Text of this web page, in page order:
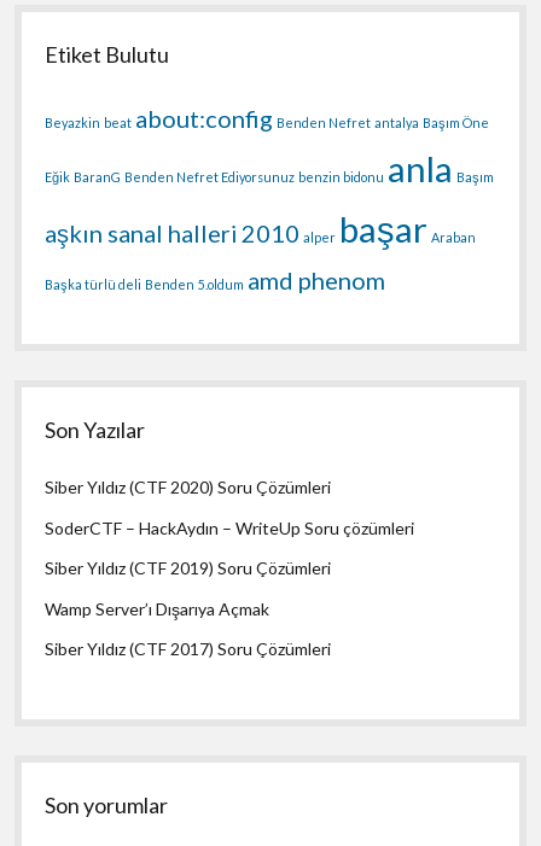
Etiket Bulutu
Beyazkin beat about:config Benden Nefret antalya Başım Öne
Eğik BaranG Benden Nefret Ediyorsunuz benzin bidonu anla Başım
aşkın sanal halleri 2010 alper başar Araban
Başka türlü deli Benden 5.oldum amd phenom
Son Yazılar
Siber Yıldız (CTF 2020) Soru Çözümleri
SoderCTF – HackAydın – WriteUp Soru çözümleri
Siber Yıldız (CTF 2019) Soru Çözümleri
Wamp Server’ı Dışarıya Açmak
Siber Yıldız (CTF 2017) Soru Çözümleri
Son yorumlar